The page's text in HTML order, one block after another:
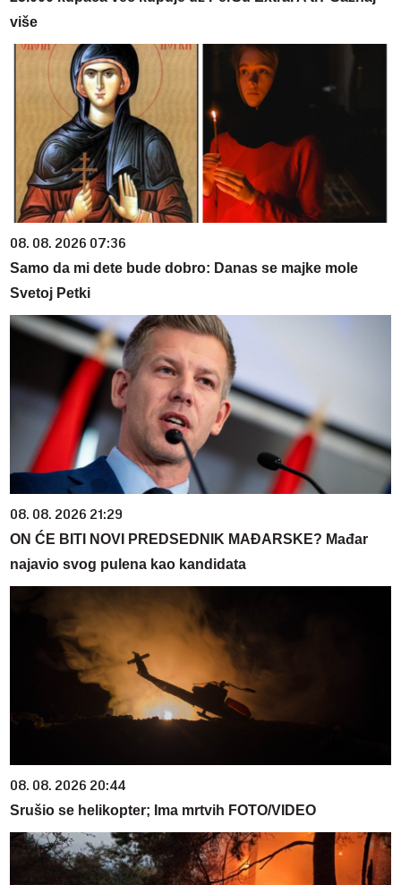
više
08. 08. 2026 07:36
Samo da mi dete bude dobro: Danas se majke mole
Svetoj Petki
08. 08. 2026 21:29
ON ĆE BITI NOVI PREDSEDNIK MAĐARSKE? Mađar
najavio svog pulena kao kandidata
08. 08. 2026 20:44
Srušio se helikopter; Ima mrtvih FOTO/VIDEO